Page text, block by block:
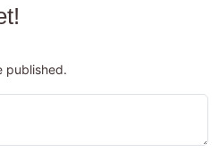
published.